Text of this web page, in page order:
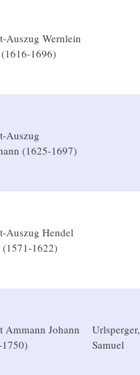
Auszug Wernlein
1696)
Auszug
(1625-1697)
Auszug Hendel
(1571-1622)
Ammann Johann
Urlsperger,
Samuel